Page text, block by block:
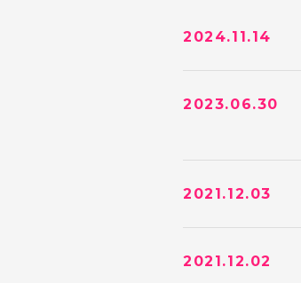
2024.11.14
2023.06.30
2021.12.03
2021.12.02